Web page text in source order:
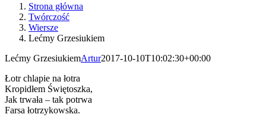
Strona główna
Twórczość
Wiersze
Lećmy Grzesiukiem
Lećmy GrzesiukiemArtur2017-10-10T10:02:30+00:00
Łotr chlapie na łotra
Kropidłem Świętoszka,
Jak trwała – tak potrwa
Farsa łotrzykowska.